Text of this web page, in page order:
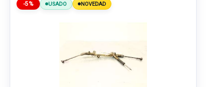
-5% USADO NOVEDAD